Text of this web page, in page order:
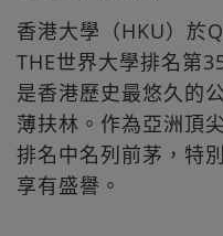
香港大學（HKU）於
THE世界大學排名第
是香港歷史最悠久的
薄扶林。作為亞洲頂
排名中名列前茅，特
享有盛譽。